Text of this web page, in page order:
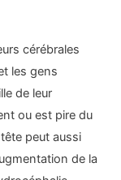
cérébrales
les gens
de leur
ou est pire du
peut aussi
de la